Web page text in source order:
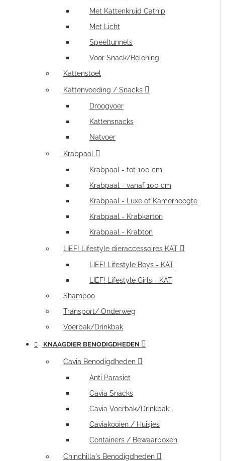
Met Kattenkruid Catnip
Met Licht
Speeltunnels
Voor Snack/Beloning
Kattenstoel
Kattenvoeding / Snacks
Droogvoer
Kattensnacks
Natvoer
Krabpaal
Krabpaal - tot 100 cm
Krabpaal - vanaf 100 cm
Krabpaal - Luxe of Kamerhoogte
Krabpaal - Krabkarton
Krabpaal - Krabton
LIEF! Lifestyle dieraccessoires KAT
LIEF! Lifestyle Boys - KAT
LIEF! Lifestyle Girls - KAT
Shampoo
Transport/ Onderweg
Voerbak/Drinkbak
KNAAGDIER BENODIGDHEDEN
Cavia Benodigdheden
Anti Parasiet
Cavia Snacks
Cavia Voerbak/Drinkbak
Caviakooien / Huisjes
Containers / Bewaarboxen
Chinchilla's Benodigdheden